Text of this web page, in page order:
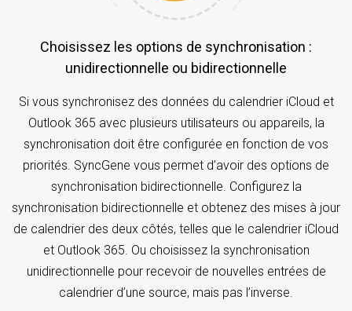
Choisissez les options de synchronisation :
unidirectionnelle ou bidirectionnelle
Si vous synchronisez des données du calendrier iCloud et
Outlook 365 avec plusieurs utilisateurs ou appareils, la
synchronisation doit être configurée en fonction de vos
priorités. SyncGene vous permet d’avoir des options de
synchronisation bidirectionnelle. Configurez la
synchronisation bidirectionnelle et obtenez des mises à jour
de calendrier des deux côtés, telles que le calendrier iCloud
et Outlook 365. Ou choisissez la synchronisation
unidirectionnelle pour recevoir de nouvelles entrées de
calendrier d’une source, mais pas l’inverse.